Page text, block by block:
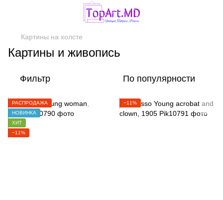
Картины на холсте
Картины и живопись
Фильтр По популярности
РАСПРОДАЖА
НОВИНКА
ХИТ
−11%
−11%